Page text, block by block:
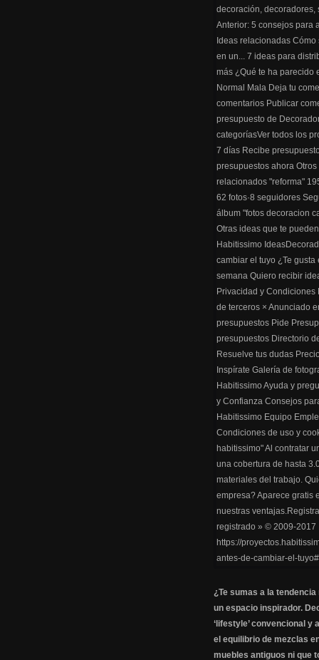
¿Te sumas a la
un espacio inspirador.
‘lifestyle’ convencional y
el equilibrio de mezclas
muebles antiguos ni que